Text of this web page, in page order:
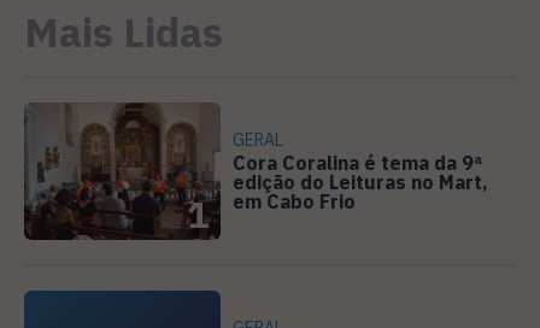
Mais Lidas
1
GERAL
Cora Coralina é tema da 9ª
edição do Leituras no Mart,
em Cabo Frio